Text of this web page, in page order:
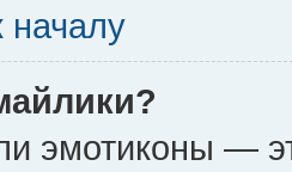
началу
эмотиконы —